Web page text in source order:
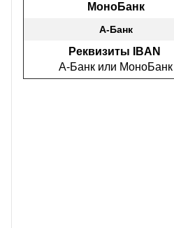
МоноБанк
А-Банк
Реквизиты IBAN
А-Банк или МоноБанк